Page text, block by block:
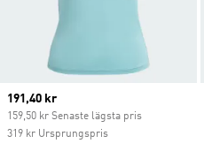
Current price
191,40 kr
159,50 kr Senaste lägsta pris
319 kr Ursprungspris